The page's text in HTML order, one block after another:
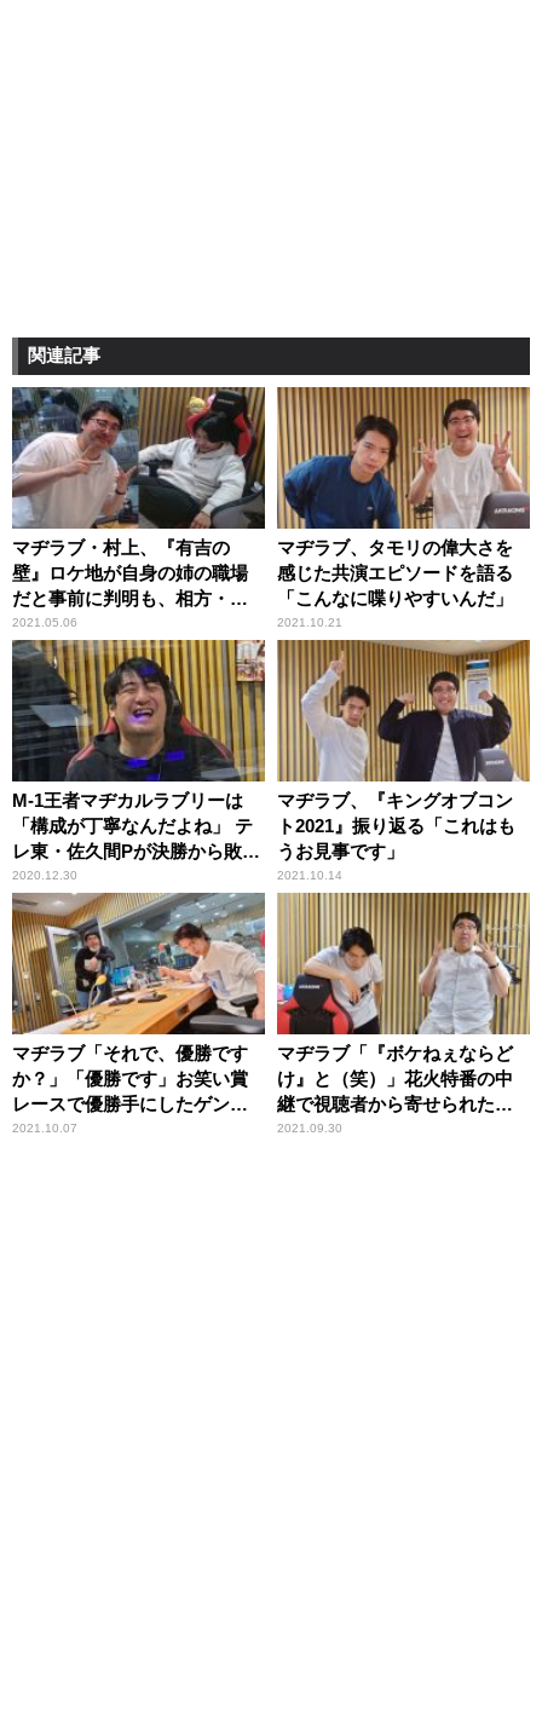
関連記事
マヂラブ・村上、『有吉の
壁』ロケ地が自身の姉の職場
だと事前に判明も、相方・野
田に一切知らせず問い詰めら
れる
2021.05.06
マヂラブ、タモリの偉大さを
感じた共演エピソードを語る
「こんなに喋りやすいんだ」
2021.10.21
M-1王者マヂカルラブリーは
「構成が丁寧なんだよね」 テ
レ東・佐久間Pが決勝から敗者
復活まで振り返る
2020.12.30
マヂラブ、『キングオブコン
ト2021』振り返る「これはも
うお見事です」
2021.10.14
マヂラブ「それで、優勝です
か？」「優勝です」お笑い賞
レースで優勝手にしたゲン担
ぎ明かす
2021.10.07
マヂラブ「『ボケねぇならど
け』と（笑）」花火特番の中
継で視聴者から寄せられた意
見に釈明
2021.09.30